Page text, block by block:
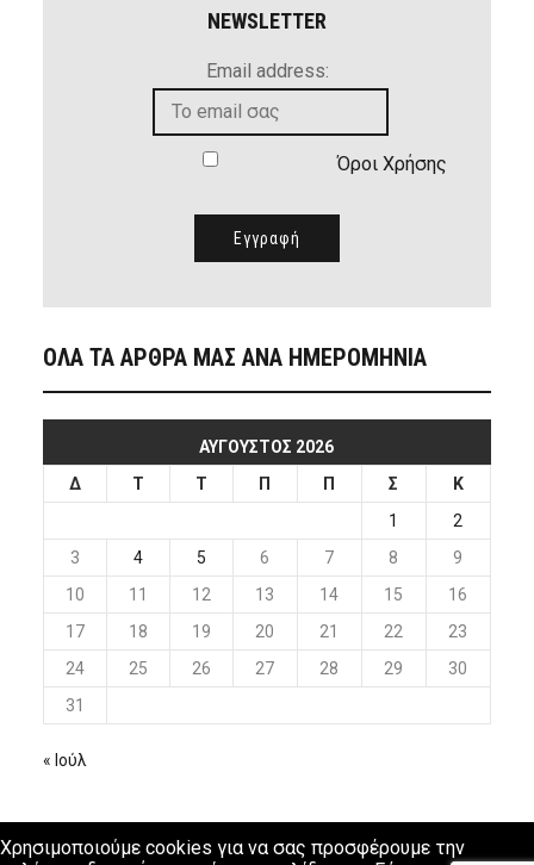
NEWSLETTER
Email address:
Όροι Χρήσης
ΟΛΑ ΤΑ ΑΡΘΡΑ ΜΑΣ ΑΝΑ ΗΜΕΡΟΜΗΝΙΑ
ΑΎΓΟΥΣΤΟΣ 2026
Δ
Τ Τ Π Π Σ
Κ
1
2
3
4 5 6 7 8
9
10
11 12 13 14 15
16
17
18 19 20 21 22
23
24
25 26 27 28 29
30
31
« Ιούλ
Χρησιμοποιούμε cookies για να σας προσφέρουμε την